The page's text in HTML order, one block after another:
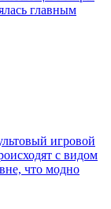
главным
игровой
с видом
что модно